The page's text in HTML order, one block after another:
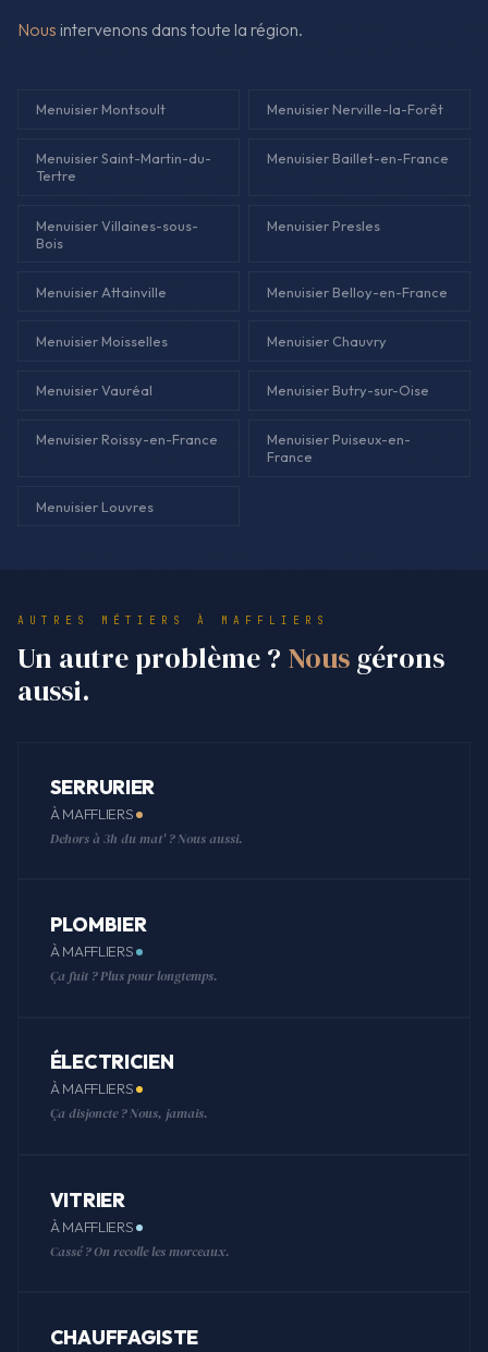
Nous intervenons dans toute la région.
Menuisier Montsoult Menuisier Nerville-la-Forêt
Menuisier Saint-Martin-du-
Tertre
Menuisier Baillet-en-France
Menuisier Villaines-sous-
Bois
Menuisier Presles
Menuisier Attainville Menuisier Belloy-en-France
Menuisier Moisselles Menuisier Chauvry
Menuisier Vauréal Menuisier Butry-sur-Oise
Menuisier Roissy-en-France
Menuisier Puiseux-en-
France
Menuisier Louvres
AUTRES MÉTIERS À MAFFLIERS
Un autre problème ? Nous gérons
aussi.
SERRURIER
À MAFFLIERS
Dehors à 3h du mat' ? Nous aussi.
PLOMBIER
À MAFFLIERS
Ça fuit ? Plus pour longtemps.
ÉLECTRICIEN
À MAFFLIERS
Ça disjoncte ? Nous, jamais.
VITRIER
À MAFFLIERS
Cassé ? On recolle les morceaux.
CHAUFFAGISTE